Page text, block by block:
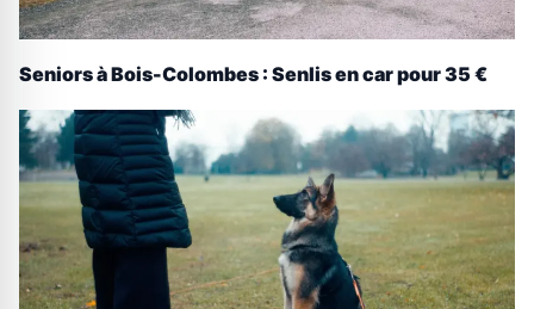
Seniors à Bois-Colombes : Senlis en car pour 35 €